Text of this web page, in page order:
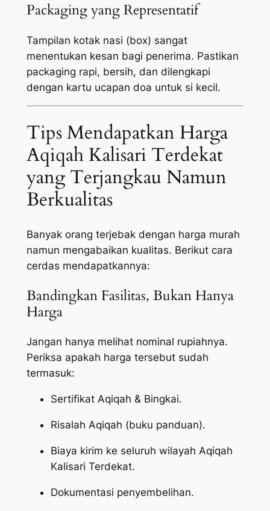
Packaging yang Representatif
Tampilan kotak nasi (box) sangat
menentukan kesan bagi penerima. Pastikan
packaging rapi, bersih, dan dilengkapi
dengan kartu ucapan doa untuk si kecil.
Tips Mendapatkan Harga
Aqiqah Kalisari Terdekat
yang Terjangkau Namun
Berkualitas
Banyak orang terjebak dengan harga murah
namun mengabaikan kualitas. Berikut cara
cerdas mendapatkannya:
Bandingkan Fasilitas, Bukan Hanya
Harga
Jangan hanya melihat nominal rupiahnya.
Periksa apakah harga tersebut sudah
termasuk:
Sertifikat Aqiqah & Bingkai.
Risalah Aqiqah (buku panduan).
Biaya kirim ke seluruh wilayah Aqiqah
Kalisari Terdekat.
Dokumentasi penyembelihan.